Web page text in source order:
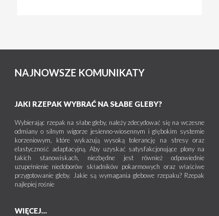
NAJNOWSZE KOMUNIKATY
JAKI RZEPAK WYBRAĆ NA SŁABE GLEBY?
Wybierając rzepak na słabe gleby, należy zdecydować się na wczesne
odmiany o silnym wigorze jesienno-wiosennym i głębokim systemie
korzeniowym, które wykazują wysoką tolerancję na stresy oraz
elastyczność adaptacyjną. Aby uzyskać satysfakcjonujące plony na
takich stanowiskach, niezbędne jest również odpowiednie
uzupełnienie niedoborów składników pokarmowych oraz właściwe
przygotowanie gleby. Jakie są wymagania glebowe rzepaku? Rzepak
najlepiej rośnie
WIĘCEJ...